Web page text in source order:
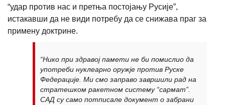
“удар против нас и претња постојању Русије”,
истакавши да не види потребу да се снижава праг за
примену доктрине.
“Нико при здравој памети не би помислио да
употреби нуклеарно оружје против Руске
Федерације. Ми смо заправо завршили рад на
стратешком ракетном систему “сармат”.
САД су само потписале документ о забрани